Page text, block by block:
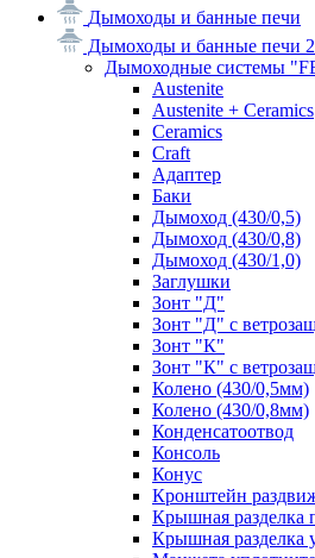
Дымоходы и банные печи
Дымоходы и банные печи
Дымоходные системы
Austenite
Austenite + Ceramics
Ceramics
Craft
Адаптер
Баки
Дымоход (430/0,5)
Дымоход (430/0,8)
Дымоход (430/1,0)
Заглушки
Зонт "Д"
Зонт "Д" с
Зонт "К"
Зонт "К" с
Колено (430/0,5мм)
Колено (430/0,8мм)
Конденсатоотвод
Консоль
Конус
Кронштейн
Крышная разделка
Крышная разделка